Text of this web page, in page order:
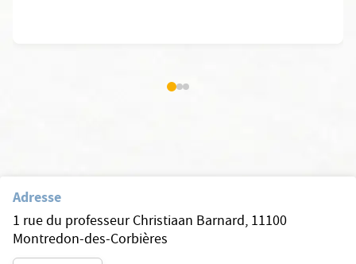
Adresse
1 rue du professeur Christiaan Barnard, 11100
Montredon-des-Corbières